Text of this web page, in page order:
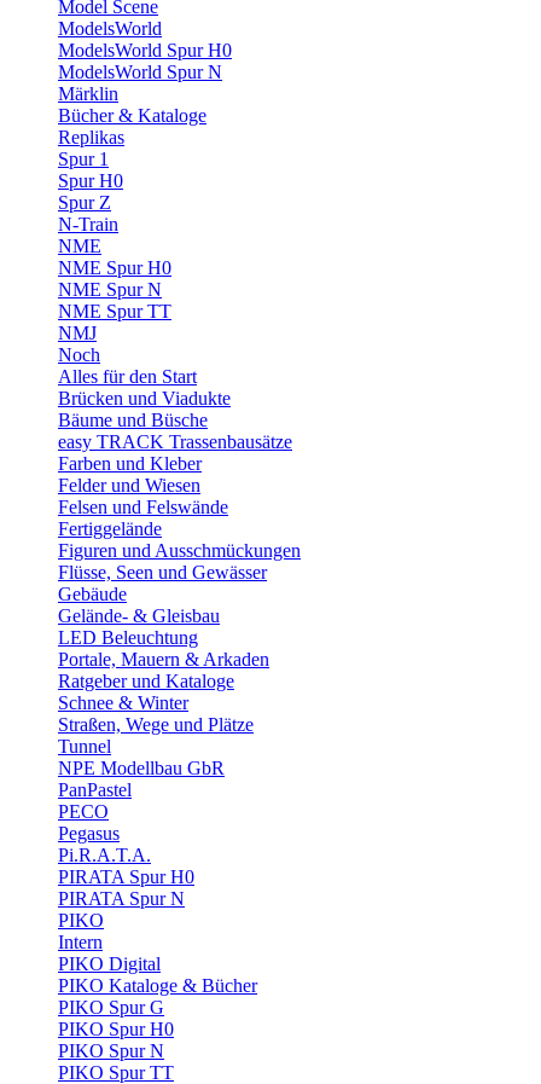
Model Scene
ModelsWorld
ModelsWorld Spur H0
ModelsWorld Spur N
Märklin
Bücher & Kataloge
Replikas
Spur 1
Spur H0
Spur Z
N-Train
NME
NME Spur H0
NME Spur N
NME Spur TT
NMJ
Noch
Alles für den Start
Brücken und Viadukte
Bäume und Büsche
easy TRACK Trassenbausätze
Farben und Kleber
Felder und Wiesen
Felsen und Felswände
Fertiggelände
Figuren und Ausschmückungen
Flüsse, Seen und Gewässer
Gebäude
Gelände- & Gleisbau
LED Beleuchtung
Portale, Mauern & Arkaden
Ratgeber und Kataloge
Schnee & Winter
Straßen, Wege und Plätze
Tunnel
NPE Modellbau GbR
PanPastel
PECO
Pegasus
Pi.R.A.T.A.
PIRATA Spur H0
PIRATA Spur N
PIKO
Intern
PIKO Digital
PIKO Kataloge & Bücher
PIKO Spur G
PIKO Spur H0
PIKO Spur N
PIKO Spur TT